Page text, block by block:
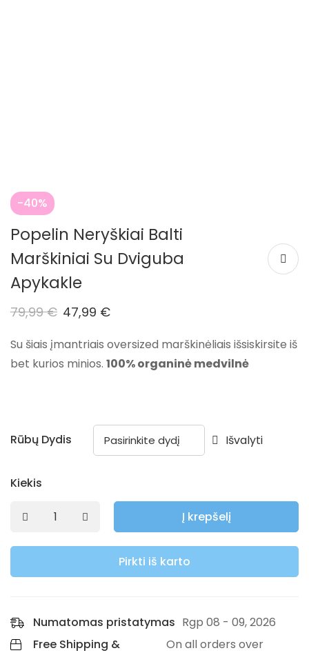
-40%
Popelin Neryškiai Balti
Marškiniai Su Dviguba
Apykakle
79,99€ 47,99 €
Su šiais įmantriais oversized marškinėliais išsiskirsite iš
bet kurios minios. 100% organinė medvilnė
Rūbų Dydis Išvalyti
Kiekis
Į krepšelį
Pirkti iš karto
Numatomas pristatymas Rgp 08 - 09, 2026
Free Shipping &
On all orders over